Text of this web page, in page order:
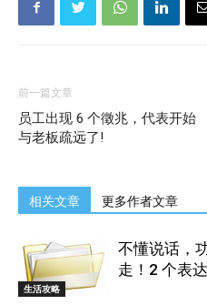
前一篇文章
员工出现 6 个徵兆，代表开始
与老板疏远了!
相关文章 更多作者文章
生活攻略
不懂说话，
走！2 个表